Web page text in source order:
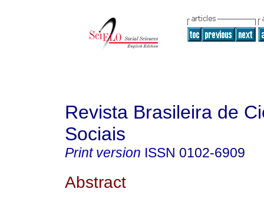
Revista Brasileira de
Sociais
Print version ISSN 0102-6909
Abstract